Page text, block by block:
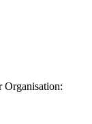
Organisation: